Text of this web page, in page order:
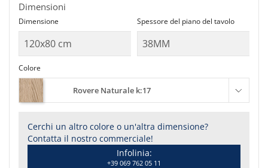
Colore
Rovere Naturale k:17
Cerchi un altro colore o un'altra dimensione?
Contatta il nostro commerciale!
Infolinia:
+39 069 762 05 11
Dimensione Spessore del piano del tavolo
Dimensioni